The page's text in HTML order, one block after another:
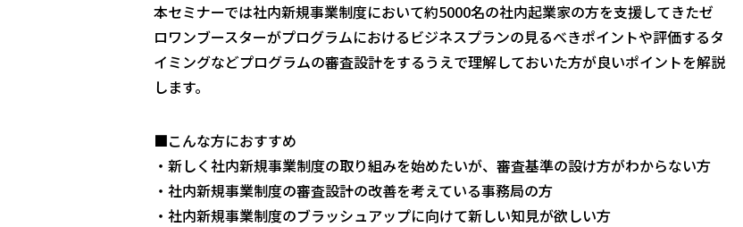
本セミナーでは社内新規事業制度において約5000名の社内起業家の方を支援してきたゼ
ロワンブースターがプログラムにおけるビジネスプランの見るべきポイントや評価するタ
イミングなどプログラムの審査設計をするうえで理解しておいた方が良いポイントを解説
します。
■こんな方におすすめ
・新しく社内新規事業制度の取り組みを始めたいが、審査基準の設け方がわからない方
・社内新規事業制度の審査設計の改善を考えている事務局の方
・社内新規事業制度のブラッシュアップに向けて新しい知見が欲しい方